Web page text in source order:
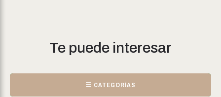
Te puede interesar
☰ CATEGORÍAS